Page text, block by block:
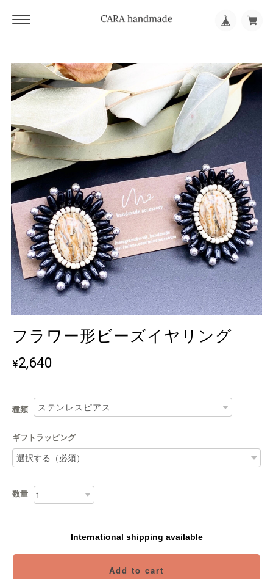
フラワー形ビーズイヤリング
¥2,640
種類
ギフトラッピング
数量
International shipping available
Add to cart